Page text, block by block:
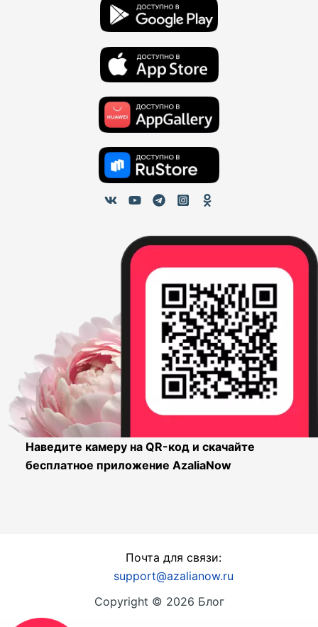
Наведите камеру на QR-код и скачайте
бесплатное приложение AzaliaNow
Почта для связи:
support@azalianow.ru
Copyright © 2026 Блог